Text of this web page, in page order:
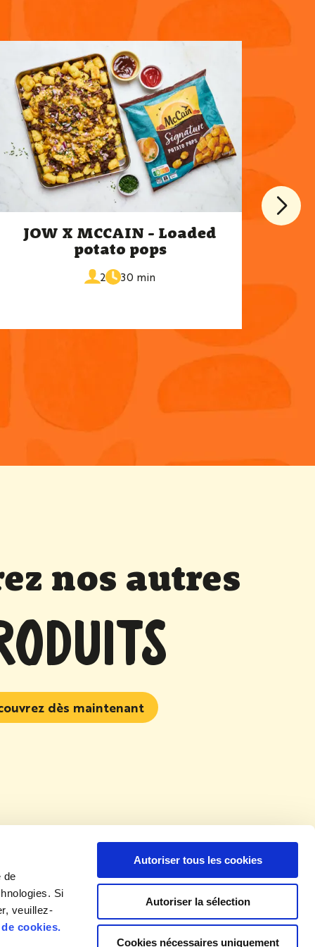
de
Si
veuillez-
cookies.
Autoriser tous les cookies
Autoriser la sélection
Cookies nécessaires uniquement
JOW X MCCAIN - Loaded
potato pops
2
portions30 min
de
cuisson
nos autres
dès maintenant
mondiale de confidentialité
générales